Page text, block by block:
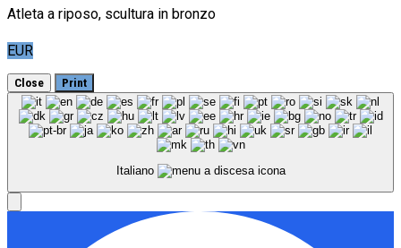
Atleta a riposo, scultura in bronzo
EUR
Close Print
Italiano